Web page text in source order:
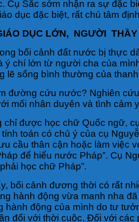
Cụ Sắc sớm nhận ra sự đặc
dục đặc biệt, rất chú tâm
DỤC LỚN, NGƯỜI
bối cảnh đất nước bị thực
ý chí lớn từ người cha của
lẽ sống bình thường của
đường cứu nước? Nghiên
mối nhân duyên và tình
chỉ được học chữ Quốc ngữ,
toán có chủ ý của cụ
cầu thân cận hoặc làm việc
để hiểu nước Pháp”. Cụ
học chữ Pháp”.
bối cảnh đương thời có rất
hành động vừa manh nha
động của mình do tư
đối với thời cuộc. Đối với